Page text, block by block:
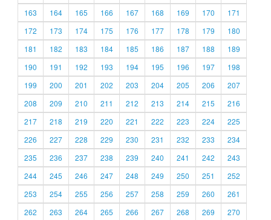
163
164 165 166 167 168 169 170
171
172
173 174 175 176 177 178 179
180
181
182 183 184 185 186 187 188
189
190
191 192 193 194 195 196 197
198
199
200 201 202 203 204 205 206
207
208
209 210 211 212 213 214 215
216
217
218 219 220 221 222 223 224
225
226
227 228 229 230 231 232 233
234
235
236 237 238 239 240 241 242
243
244
245 246 247 248 249 250 251
252
253
254 255 256 257 258 259 260
261
262
263 264 265 266 267 268 269 270